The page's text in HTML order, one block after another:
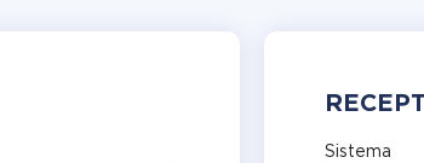
Sistema